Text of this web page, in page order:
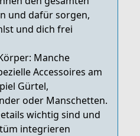
und dafür sorgen,
und dich frei
Manche
Accessoires am
Gürtel,
oder Manschetten.
wichtig sind und
integrieren